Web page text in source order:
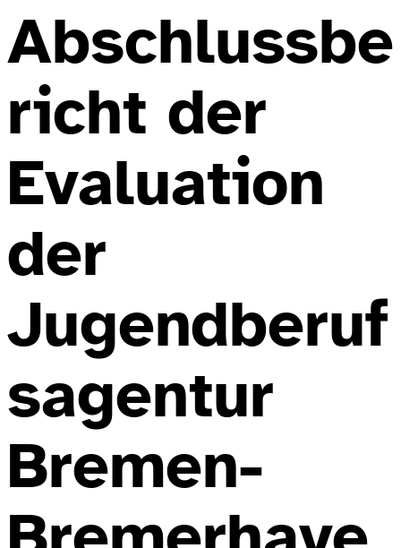
Abschlussbe
richt der
Evaluation
der
Jugendberuf
sagentur
Bremen-